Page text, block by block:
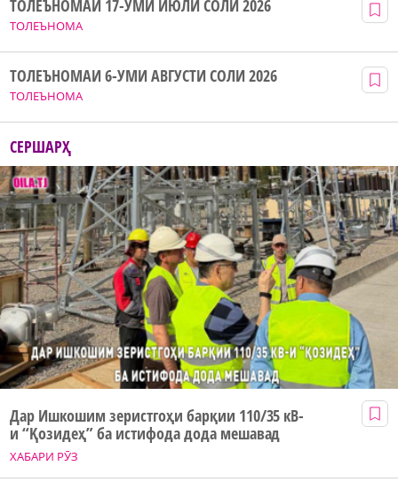
ТОЛЕЪНОМА
ТОЛЕЪНОМАИ 17-УМИ ИЮЛИ СОЛИ 2026
ТОЛЕЪНОМА
ТОЛЕЪНОМАИ 6-УМИ АВГУСТИ СОЛИ 2026
СЕРШАРҲ
ХАБАРИ РӮЗ
Дар Ишкошим зеристгоҳи барқии 110/35 кВ-
и “Қозидеҳ” ба истифода дода мешавад